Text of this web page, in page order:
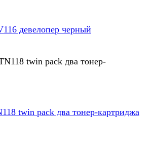
девелопер черный
twin pack два тонер-картриджа